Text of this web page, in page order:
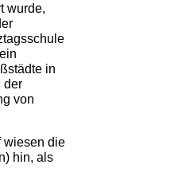
wurde,
in
der
von
wiesen die
hin, als